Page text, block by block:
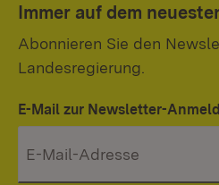
Immer auf dem
Abonnieren Sie den
Landesregierung.
E-Mail zur Newsletter-